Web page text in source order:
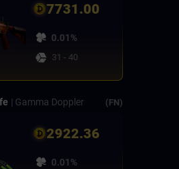
7731.00
0.01%
31 - 40
| Gamma Doppler (FN)
2922.36
0.01%